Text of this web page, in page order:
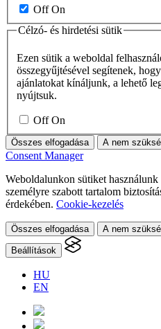
Off On
Célzó- és hirdetési sütik
Ezen sütik a weboldal
összegyűjtésével segítenek,
ajánlatokat kínáljunk, a lehető
nyújtsuk.
Off On
Összes elfogadása A nem
Consent Manager
Weboldalunkon sütiket
személyre szabott tartalom
érdekében. Cookie-kezelés
Összes elfogadása A nem
Beállítások
HU
EN